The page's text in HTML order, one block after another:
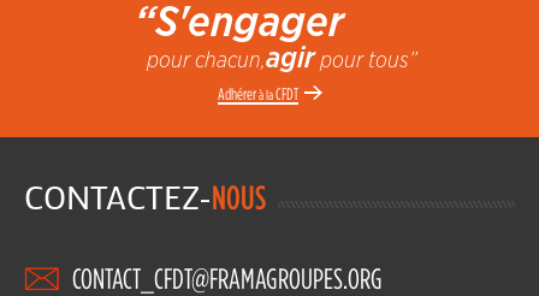
“S'engager
pour chacun,agirpour tous”
Adhérerà laCFDT
CONTACTEZ-NOUS
CONTACT_CFDT@FRAMAGROUPES.ORG